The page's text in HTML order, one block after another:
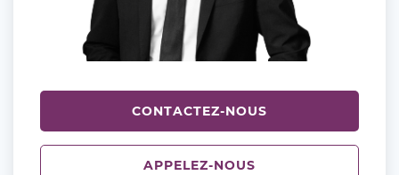
CONTACTEZ-NOUS
APPELEZ-NOUS